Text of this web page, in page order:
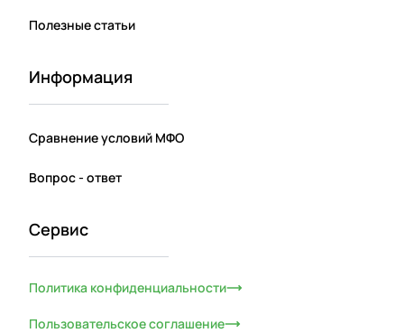
Полезные статьи
Информация
Сравнение условий МФО
Вопрос - ответ
Сервис
Политика конфиденциальности
Пользовательское соглашение